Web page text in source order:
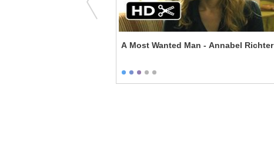
A Most Wanted Man - Annabel Richter